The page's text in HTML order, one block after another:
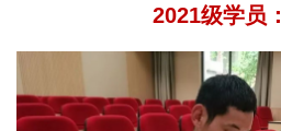
2021级学员：